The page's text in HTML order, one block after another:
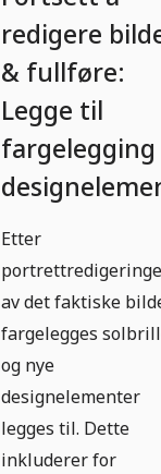
redigere
& fullføre:
Legge til
fargelegging
Etter
av det faktiske
fargelegges
og nye
designelementer
legges til. Dette
inkluderer for